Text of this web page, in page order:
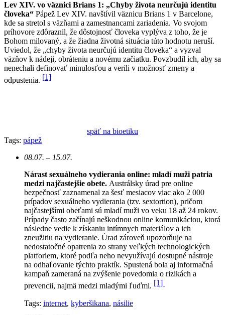
Lev XIV. vo väznici Brians 1: „Chyby života neurčujú identitu
človeka“ Pápež Lev XIV. navštívil väznicu Brians 1 v Barcelone,
kde sa stretol s väzňami a zamestnancami zariadenia. Vo svojom
príhovore zdôraznil, že dôstojnosť človeka vyplýva z toho, že je
Bohom milovaný, a že žiadna životná situácia túto hodnotu neruší.
Uviedol, že „chyby života neurčujú identitu človeka“ a vyzval
väzňov k nádeji, obráteniu a novému začiatku. Povzbudil ich, aby sa
nenechali definovať minulosťou a verili v možnosť zmeny a
odpustenia. [1]
späť na bioetiku
Tags: pápež
08.07. – 15.07.
Nárast sexuálneho vydierania online: mladí muži patria
medzi najčastejšie obete. Austrálsky úrad pre online
bezpečnosť zaznamenal za šesť mesiacov viac ako 2 000
prípadov sexuálneho vydierania (tzv. sextortion), pričom
najčastejšími obeťami sú mladí muži vo veku 18 až 24 rokov.
Prípady často začínajú neškodnou online komunikáciou, ktorá
následne vedie k získaniu intímnych materiálov a ich
zneužitiu na vydieranie. Úrad zároveň upozorňuje na
nedostatočné opatrenia zo strany veľkých technologických
platforiem, ktoré podľa neho nevyužívajú dostupné nástroje
na odhaľovanie týchto praktík. Spustená bola aj informačná
kampaň zameraná na zvýšenie povedomia o rizikách a
prevencii, najmä medzi mladými ľuďmi. [1]
Tags: internet, kyberšikana, násilie